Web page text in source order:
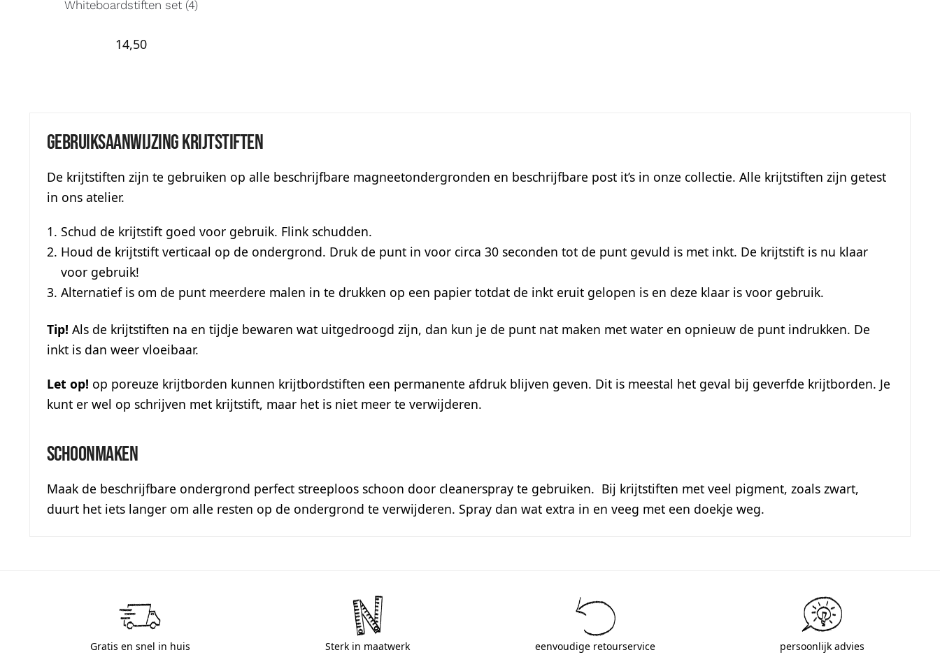
Whiteboardstiften set (4)
14,50
Gebruiksaanwijzing krijtstiften
De krijtstiften zijn te gebruiken op alle beschrijfbare magneetondergronden en beschrijfbare post it’s in onze collectie. Alle krijtstiften zijn getest
in ons atelier.
Schud de krijtstift goed voor gebruik. Flink schudden.
Houd de krijtstift verticaal op de ondergrond. Druk de punt in voor circa 30 seconden tot de punt gevuld is met inkt. De krijtstift is nu klaar
voor gebruik!
Alternatief is om de punt meerdere malen in te drukken op een papier totdat de inkt eruit gelopen is en deze klaar is voor gebruik.
Tip! Als de krijtstiften na en tijdje bewaren wat uitgedroogd zijn, dan kun je de punt nat maken met water en opnieuw de punt indrukken. De
inkt is dan weer vloeibaar.
Let op! op poreuze krijtborden kunnen krijtbordstiften een permanente afdruk blijven geven. Dit is meestal het geval bij geverfde krijtborden. Je
kunt er wel op schrijven met krijtstift, maar het is niet meer te verwijderen.
Schoonmaken
Maak de beschrijfbare ondergrond perfect streeploos schoon door cleanerspray te gebruiken. Bij krijtstiften met veel pigment, zoals zwart,
duurt het iets langer om alle resten op de ondergrond te verwijderen. Spray dan wat extra in en veeg met een doekje weg.
Gratis en snel in huis Sterk in maatwerk eenvoudige retourservice persoonlijk advies